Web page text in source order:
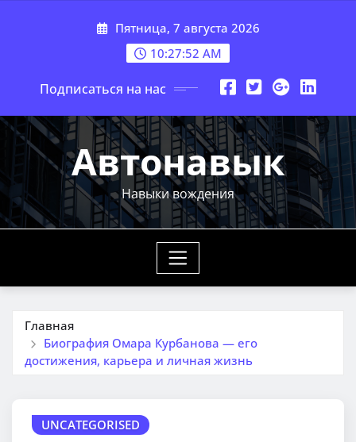
Пятница, 7 августа 2026
10:27:53 AM
Подписаться на нас
Автонавык
Навыки вождения
Главная
Биография Омара Курбанова — его
достижения, карьера и личная жизнь
UNCATEGORISED